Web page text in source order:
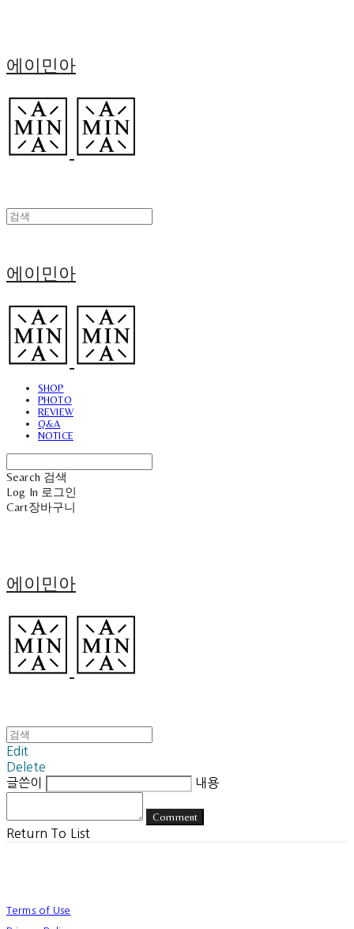
에이민아
에이민아
SHOP
PHOTO
REVIEW
Q&A
NOTICE
Search 검색
Log In 로그인
Cart장바구니
에이민아
Edit
Delete
글쓴이
내용
Comment
Return To List
Terms of Use